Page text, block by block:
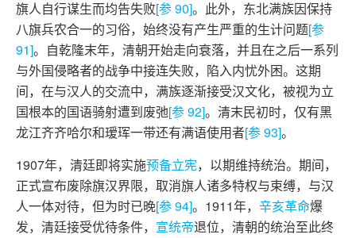
旗人自行谋生而均告失败[参 90]。此外，东北满族因保持
八旗兵农合一的习俗，始终没有产生严重的生计问题[参
91]。自乾隆末年，清朝开始走向衰落，并且在之后一系列
与外国侵略者的战争中接连失败，陷入内忧外困。这期
间，在与汉人的交流中，满族逐渐接受汉文化，被视为立
国根本的国语骑射遭到废弛[参 92]。清末民初时，仅有黑
龙江齐齐哈尔和瑷珲一带还有满语使用者[参 93]。
1907年，清廷即将实施预备立宪，以期维持统治。期间，
正式宣布废除旗汉界限，取消旗人诸多特权与束缚，与汉
人一体对待，但为时已晚[参 94]。1911年， 辛亥革命爆
发，清廷接受优待条件， 宣统帝退位，清朝的统治至此终